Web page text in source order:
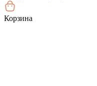
Корзина